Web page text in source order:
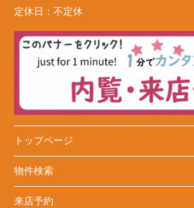
定休日： 不定休
トップページ
物件検索
来店予約